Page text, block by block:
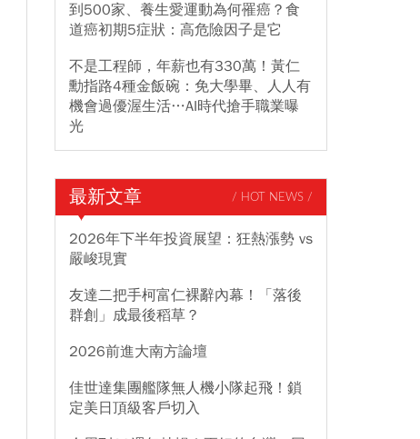
到500家、養生愛運動為何罹癌？食
道癌初期5症狀：高危險因子是它
不是工程師，年薪也有330萬！黃仁
勳指路4種金飯碗：免大學畢、人人有
機會過優渥生活…AI時代搶手職業曝
光
最新文章 / HOT NEWS /
2026年下半年投資展望：狂熱漲勢 vs
嚴峻現實
友達二把手柯富仁裸辭內幕！「落後
群創」成最後稻草？
2026前進大南方論壇
佳世達集團艦隊無人機小隊起飛！鎖
定美日頂級客戶切入